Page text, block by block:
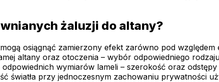
żaluzji do altany?
osiągnąć zamierzony efekt zarówno pod względem
altany oraz otoczenia – wybór odpowiedniego
wymiarów lameli – szerokość oraz
światła przy jednoczesnym zachowaniu prywatności